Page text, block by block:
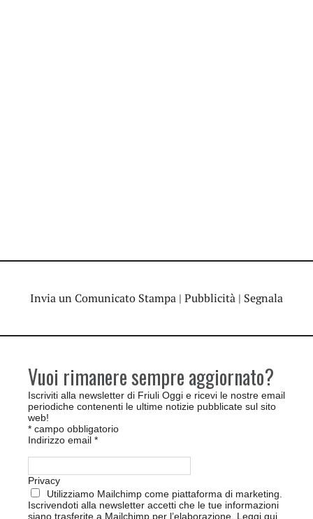
Invia un Comunicato Stampa | Pubblicità | Segnala
Vuoi rimanere sempre aggiornato?
Iscriviti alla newsletter di Friuli Oggi e ricevi le nostre email
periodiche contenenti le ultime notizie pubblicate sul sito
web!
* campo obbligatorio
Indirizzo email *
Privacy
Utilizziamo Mailchimp come piattaforma di marketing.
Iscrivendoti alla newsletter accetti che le tue informazioni
siano trasferite a Mailchimp per l’elaborazione. Leggi qui